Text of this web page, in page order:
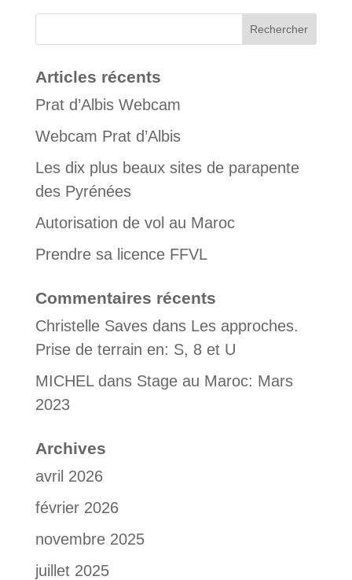
Articles récents
Prat d’Albis Webcam
Webcam Prat d’Albis
Les dix plus beaux sites de parapente
des Pyrénées
Autorisation de vol au Maroc
Prendre sa licence FFVL
Commentaires récents
Christelle Savesdans Les approches.
Prise de terrain en: S, 8 et U
MICHELdans Stage au Maroc: Mars
2023
Archives
avril 2026
février 2026
novembre 2025
juillet 2025